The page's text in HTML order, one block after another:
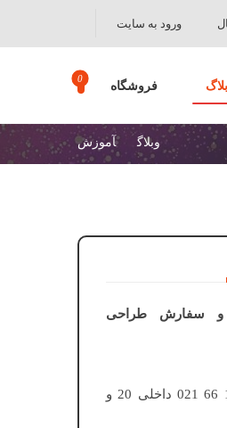
ورود به سایت
فروشگاه
وبلاگ آموزش
و سفارش طراحی
25 66 17 66 021 داخلی 20 و